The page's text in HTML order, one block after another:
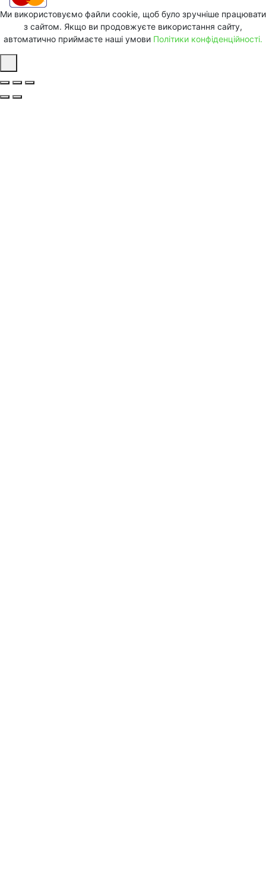
Ми використовуємо файли cookie, щоб було зручніше працювати
з сайтом. Якщо ви продовжуєте використання сайту,
автоматично приймаєте наші умови Політики конфіденційності.